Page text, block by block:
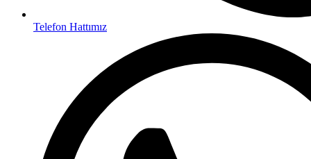
Telefon Hattımız